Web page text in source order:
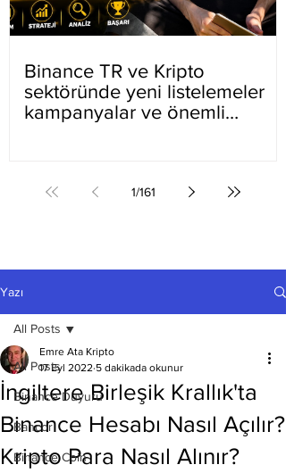
Binance TR ve Kripto
sektöründe yeni listelemeler
kampanyalar ve önemli
1/161
Yazı
All Posts
Binance Duyuru
Bancor
Binance Coin
All Posts
İngiltere Birleşik Krallık'ta
Binance Hesabı Nasıl Açılır?
Kripto Para Nasıl Alınır?
Emre Ata Kripto
17 Eyl 2022 5 dakikada okunur